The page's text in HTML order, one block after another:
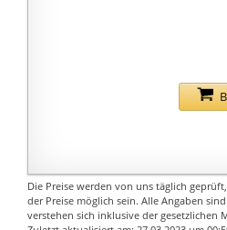
Die Preise werden von uns täglich
der Preise möglich sein. Alle Angaben
verstehen sich inklusive der gesetzlichen